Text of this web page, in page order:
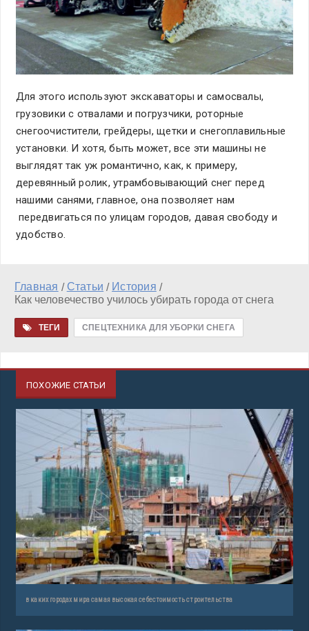
Для этого используют экскаваторы и самосвалы,
грузовики с отвалами и погрузчики, роторные
снегоочистители, грейдеры, щетки и снегоплавильные
установки. И хотя, быть может, все эти машины не
выглядят так уж романтично, как, к примеру,
деревянный ролик, утрамбовывающий снег перед
нашими санями, главное, она позволяет нам
передвигаться по улицам городов, давая свободу и
удобство.
Главная / Статьи / История /
Как человечество училось убирать города от снега
ТЕГИ СПЕЦТЕХНИКА ДЛЯ УБОРКИ СНЕГА
ПОХОЖИЕ СТАТЬИ
в каких городах мира самая высокая себестоимость строительства